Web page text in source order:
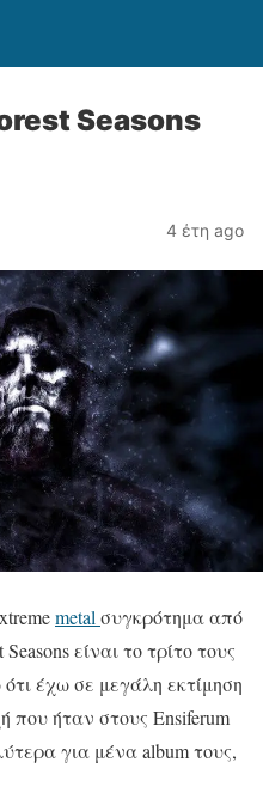
Seasons
4 έτη ago
metal συγκρότημα από
είναι το τρίτο τους
ότιέχωσε μεγάλη εκτίμηση
πουήταν στους Ensiferum
για μέναalbumτους,